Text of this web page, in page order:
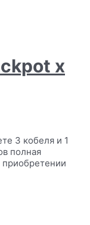
x
3 кобеля и 1
полная